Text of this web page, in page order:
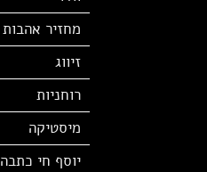
מחזיר אהבות
זיווג
רוחניות
מיסטיקה
יוסף חי כתבה